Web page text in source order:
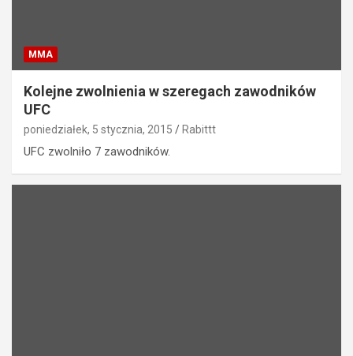
MMA
Kolejne zwolnienia w szeregach zawodników
UFC
poniedziałek, 5 stycznia, 2015 Rabittt
UFC zwolniło 7 zawodników.